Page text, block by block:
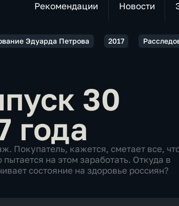
Рекомендации Новости
Эдуарда Петрова 2017
30
года
Покупатель, кажется, сметает все,
на этом заработать. Откуда в
состояние на здоровье россиян?